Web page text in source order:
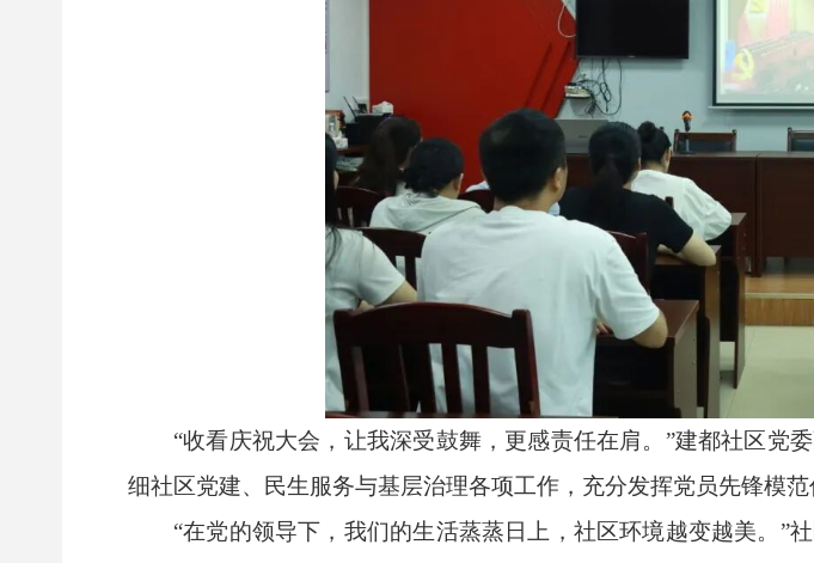
“收看庆祝大会，让我深受鼓舞，更感责任在肩。”建都社区党
细社区党建、民生服务与基层治理各项工作，充分发挥党员先锋模
“在党的领导下，我们的生活蒸蒸日上，社区环境越变越美。”